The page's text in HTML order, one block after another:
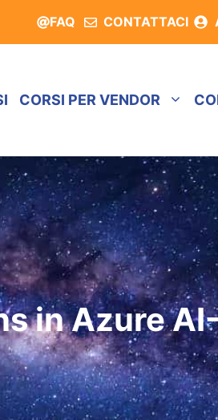
FAQ CONTATTACI
CORSI PER VENDOR
in Azure